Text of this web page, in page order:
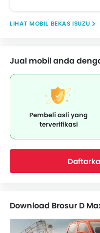
MOBIL BEKAS ISUZU
Jual mobil anda
Pembeli asli yang
terverifikasi
Download Brosur D